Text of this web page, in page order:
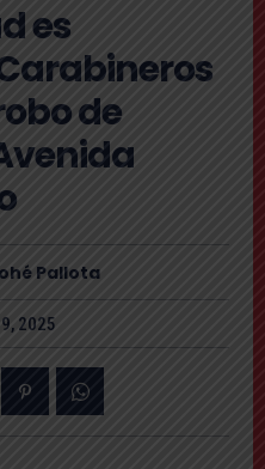
es
de
Pallota
2025